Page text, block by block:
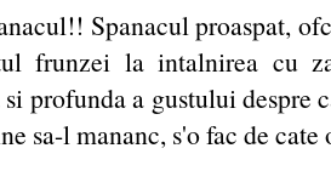
Spanacul proaspat,
frunzei la intalnirea cu
profunda a gustului despre
sa-l mananc, s'o fac de